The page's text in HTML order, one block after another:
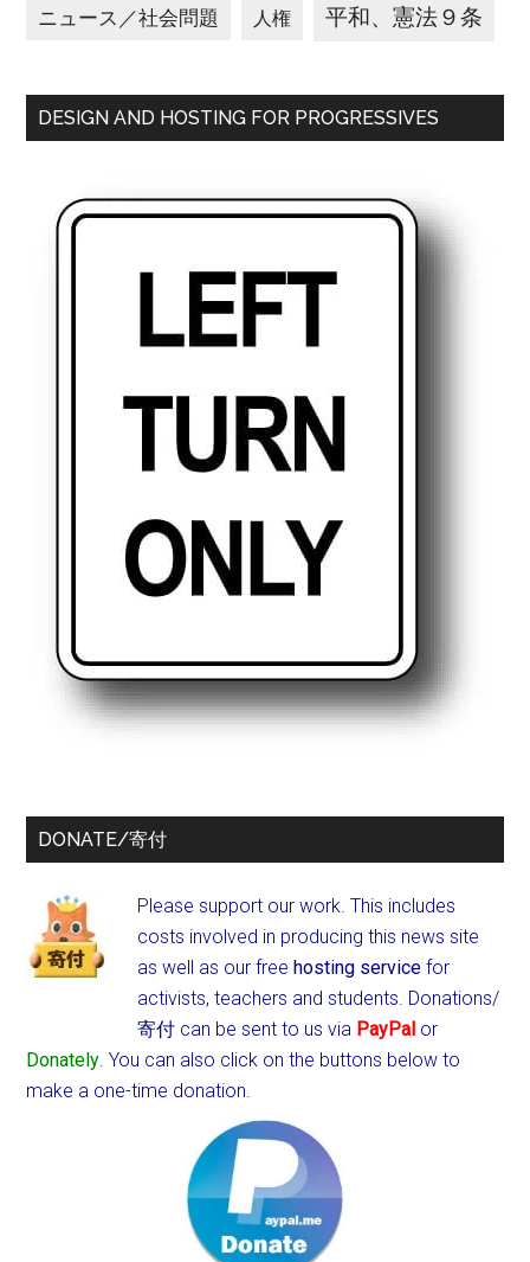
ニュース／社会問題 人権 平和、憲法９条
DESIGN AND HOSTING FOR PROGRESSIVES
DONATE/寄付
Please support our work. This includes
costs involved in producing this news site
as well as our freehosting service for
activists, teachers and students. Donations/
寄付 can be sent to us via PayPal or
Donately. You can also click on the buttons below to
make a one-time donation.